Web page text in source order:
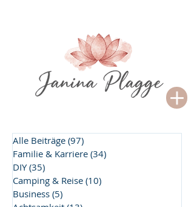
Alle Beiträge (97)
Familie & Karriere (34)
DIY (35)
Camping & Reise (10)
Business (5)